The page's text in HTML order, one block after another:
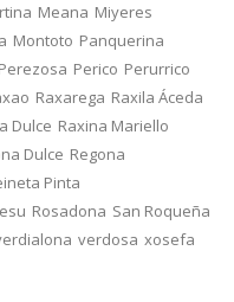
Meana Miyeres
Montoto Panquerina
Perezosa Perico Perurrico
Raxarega Raxila Áceda
Dulce Raxina Mariello
Dulce Regona
Pinta
Rosadona San Roqueña
verdosa xosefa